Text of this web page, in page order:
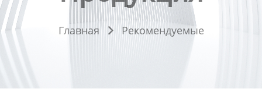
Контакты Главная  Рекомендуемые